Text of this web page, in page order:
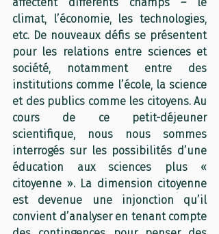
climat, l’économie, les technologies,
etc. De nouveaux défis se présentent
pour les relations entre sciences et
société, notamment entre des
institutions comme l’école, la science
et des publics comme les citoyens. Au
cours de ce petit-déjeuner
scientifique, nous nous sommes
interrogés sur les possibilités d’une
éducation aux sciences plus «
citoyenne ». La dimension citoyenne
est devenue une injonction qu’il
convient d’analyser en tenant compte